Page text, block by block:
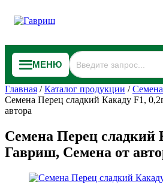
МЕНЮ
Главная /Каталог продукции /
Семена Перец сладкий Какаду F1,
автора
Семена Перец сладкий
Гавриш, Семена от